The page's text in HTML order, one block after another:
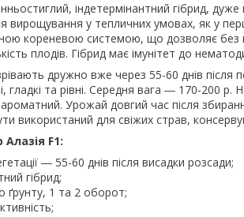
індетермінантний гібрид, дуже
вирощування у тепличних умовах, як у
кореневою системою, що дозволяє
плодів. Гібрид має імунітет до
дружно вже через 55-60 днів після
гладкі та рівні. Середня вага ― 170-200 р.
Урожай довгий час після
використаний для свіжих страв,
F1:
― 55-60 днів після висадки розсади;
гібрид;
1 та 2 оборот;